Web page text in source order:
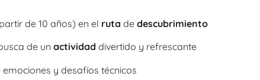
de 10 años) en el ruta de descubrimiento
de un actividad divertido y refrescante
y desafíos técnicos